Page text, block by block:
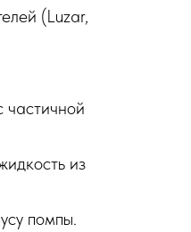
(Luzar,
из
помпы.